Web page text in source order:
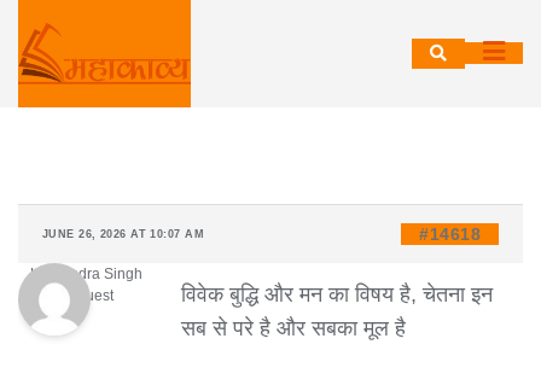
to
content
JUNE 26, 2026 AT 10:07 AM #14618
Hemendra Singh
Guest
विवेक बुद्धि और मन का विषय है, चेतना इन
सब से परे है और सबका मूल है